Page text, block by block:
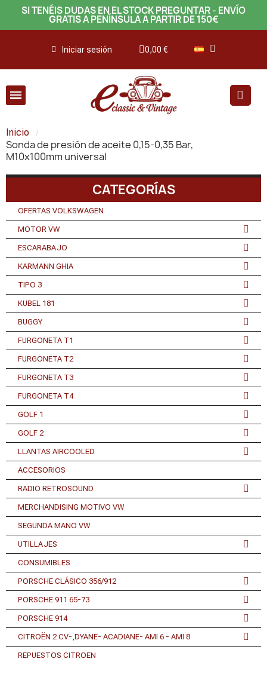
SI TENÉIS DUDAS EN EL STOCK PREGUNTAR - ENVÍO
GRATIS A PENÍNSULA A PARTIR DE 150€
Iniciar sesión 0,00 €
Inicio
Sonda de presión de aceite 0,15-0,35 Bar,
M10x100mm universal
CATEGORÍAS
OFERTAS VOLKSWAGEN
MOTOR VW
ESCARABAJO
KARMANN GHIA
TIPO 3
KUBEL 181
BUGGY
FURGONETA T1
FURGONETA T2
FURGONETA T3
FURGONETA T4
GOLF 1
GOLF 2
LLANTAS AIRCOOLED
ACCESORIOS
RADIO RETROSOUND
MERCHANDISING MOTIVO VW
SEGUNDA MANO VW
UTILLAJES
CONSUMIBLES
PORSCHE CLÁSICO 356/912
PORSCHE 911 65-73
PORSCHE 914
CITROËN 2 CV-,DYANE- ACADIANE- AMI 6 - AMI 8
REPUESTOS CITROEN